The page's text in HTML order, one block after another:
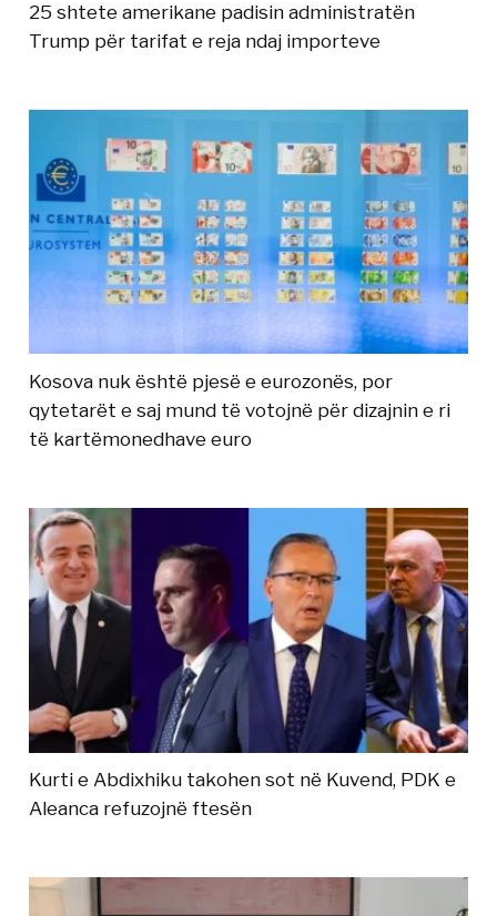
25 shtete amerikane padisin administratën
Trump për tarifat e reja ndaj importeve
Kosova nuk është pjesë e eurozonës, por
qytetarët e saj mund të votojnë për dizajnin e ri
të kartëmonedhave euro
Kurti e Abdixhiku takohen sot në Kuvend, PDK e
Aleanca refuzojnë ftesën